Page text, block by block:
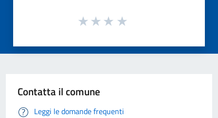
Contatta il comune
Leggi le domande frequenti